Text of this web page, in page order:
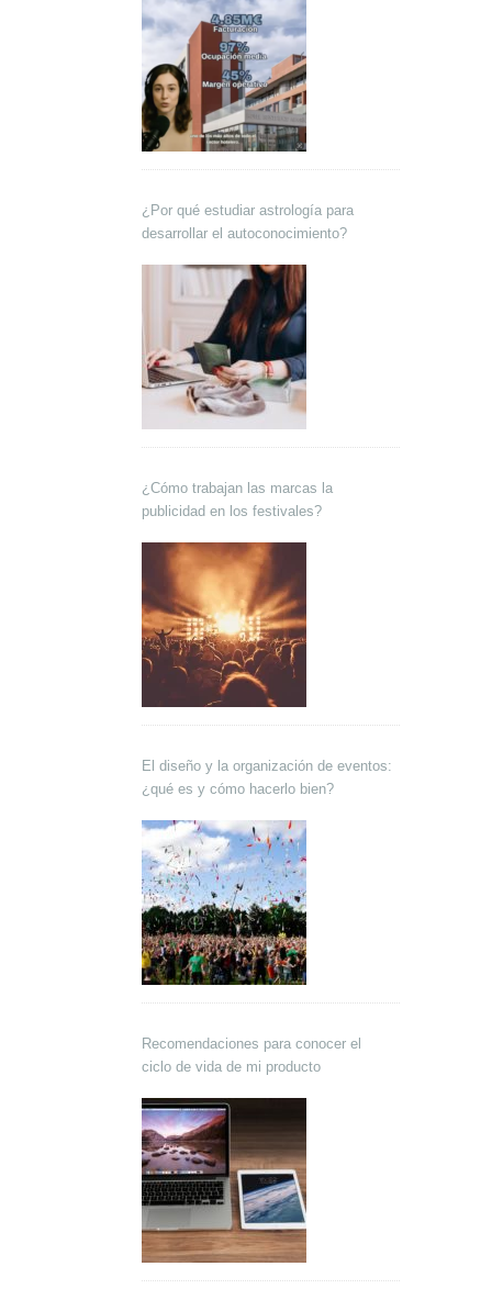
¿Por qué estudiar astrología para
desarrollar el autoconocimiento?
¿Cómo trabajan las marcas la
publicidad en los festivales?
El diseño y la organización de eventos:
¿qué es y cómo hacerlo bien?
Recomendaciones para conocer el
ciclo de vida de mi producto